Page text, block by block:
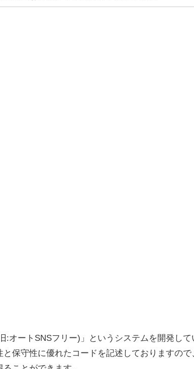
:オートSNSフリー)」というシステムを開発し
保守性に優れたコードを記述しておりますの